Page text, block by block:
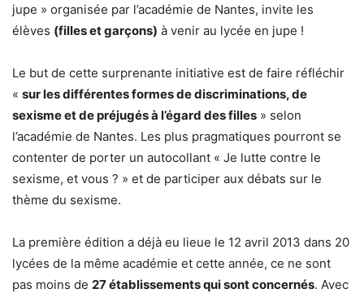
jupe » organisée par l’académie de Nantes, invite les
élèves (filles et garçons) à venir au lycée en jupe !
Le but de cette surprenante initiative est de faire réfléchir
« sur les différentes formes de discriminations, de
sexisme et de préjugés à l’égard des filles » selon
l’académie de Nantes. Les plus pragmatiques pourront se
contenter de porter un autocollant « Je lutte contre le
sexisme, et vous ? » et de participer aux débats sur le
thème du sexisme.
La première édition a déjà eu lieue le 12 avril 2013 dans 20
lycées de la même académie et cette année, ce ne sont
pas moins de 27 établissements qui sont concernés. Avec